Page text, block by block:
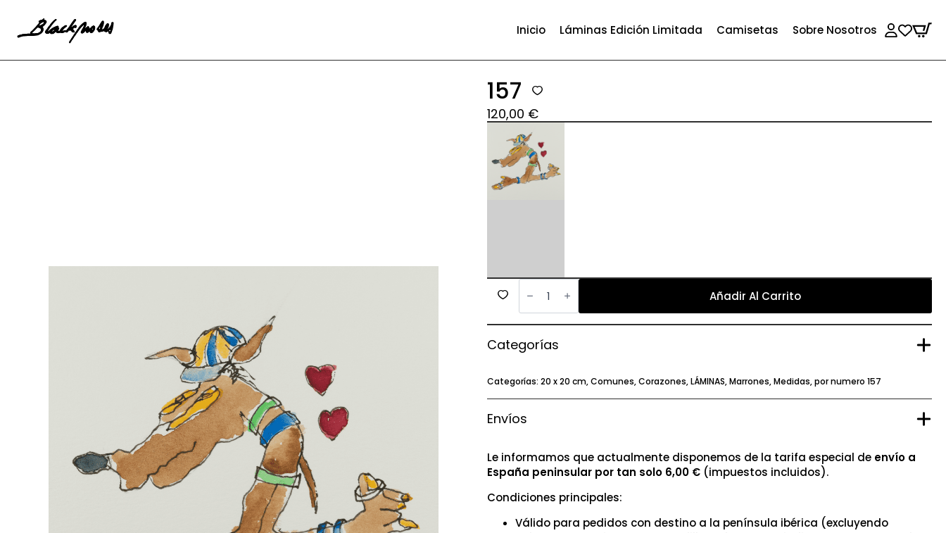
Inicio Láminas Edición Limitada Camisetas Sobre Nosotros
157
120,00 €
157
cantidad Añadir Al Carrito
Categorías
Categorías: 20 x 20 cm,Comunes,Corazones,LÁMINAS,Marrones,Medidas,por numero 157
Envíos
Le informamos que actualmente disponemos de la tarifa especial de envío a
España peninsular por tan solo 6,00 € (impuestos incluidos).
Condiciones principales:
Válido para pedidos con destino a la península ibérica (excluyendo